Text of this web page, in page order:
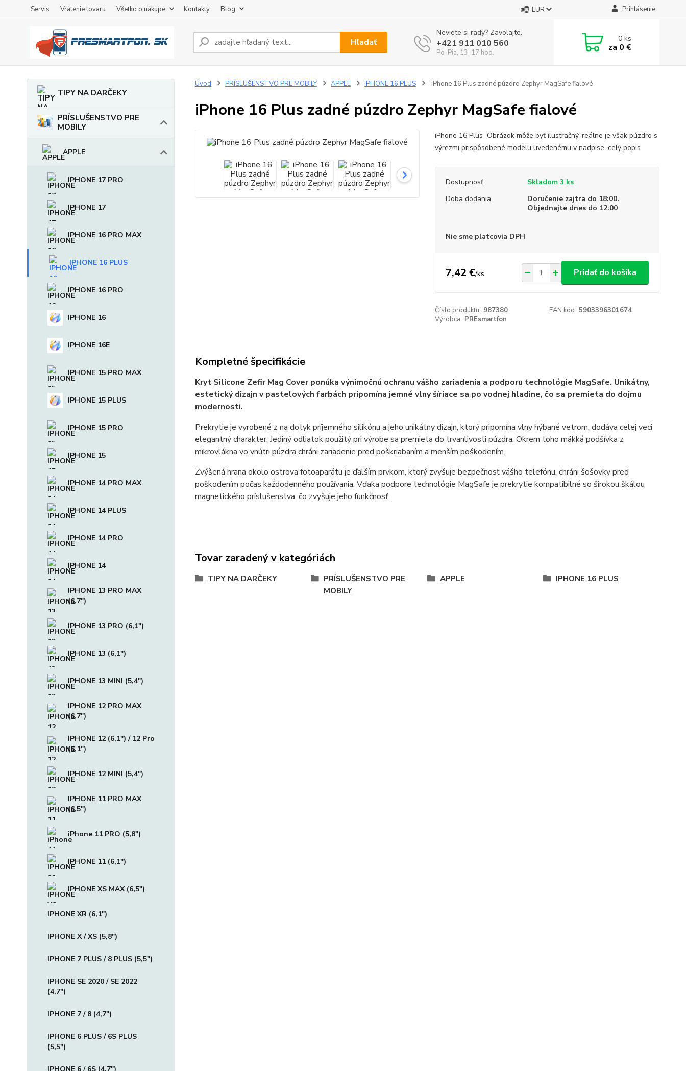
Servis Vrátenie tovaru Všetko o nákupe Kontakty Blog EUR Prihlásenie
Hľadať
Neviete si rady? Zavolajte.
+421 911 010 560
Po-Pia, 13-17 hod.
0ks
za 0 €
TIPY NA DARČEKY
PRÍSLUŠENSTVO PRE
MOBILY
APPLE
IPHONE 17 PRO
IPHONE 17
IPHONE 16 PRO MAX
IPHONE 16 PLUS
IPHONE 16 PRO
IPHONE 16
IPHONE 16E
IPHONE 15 PRO MAX
IPHONE 15 PLUS
IPHONE 15 PRO
IPHONE 15
IPHONE 14 PRO MAX
IPHONE 14 PLUS
IPHONE 14 PRO
IPHONE 14
IPHONE 13 PRO MAX
(6,7")
IPHONE 13 PRO (6,1")
IPHONE 13 (6,1")
IPHONE 13 MINI (5,4")
IPHONE 12 PRO MAX
(6,7")
IPHONE 12 (6,1") / 12 Pro
(6,1")
IPHONE 12 MINI (5,4")
IPHONE 11 PRO MAX
(6,5")
iPhone 11 PRO (5,8")
IPHONE 11 (6,1")
IPHONE XS MAX (6,5")
IPHONE XR (6,1")
IPHONE X / XS (5,8")
IPHONE 7 PLUS / 8 PLUS (5,5")
IPHONE SE 2020 / SE 2022
(4,7")
IPHONE 7 / 8 (4,7")
IPHONE 6 PLUS / 6S PLUS
(5,5")
Úvod PRÍSLUŠENSTVO PRE MOBILY APPLE IPHONE 16 PLUS iPhone 16 Plus zadné púzdro Zephyr MagSafe fialové
iPhone 16 Plus zadné púzdro Zephyr MagSafe fialové
iPhone 16 Plus Obrázok môže byť ilustračný, reálne je však púzdro s
výrezmi prispôsobené modelu uvedenému v nadpise. celý popis
Dostupnosť
Skladom 3 ks
Doba dodania
Doručenie zajtra do 18:00.
Objednajte dnes do 12:00
Nie sme platcovia DPH
7,42 €/ks Pridať do košíka
Číslo produktu: 987380 EAN kód: 5903396301674
Výrobca: PREsmartfon
Kompletné špecifikácie
Kryt Silicone Zefir Mag Cover ponúka výnimočnú ochranu vášho zariadenia a podporu technológie MagSafe. Unikátny,
estetický dizajn v pastelových farbách pripomína jemné vlny šíriace sa po vodnej hladine, čo sa premieta do dojmu
modernosti.
Prekrytie je vyrobené z na dotyk príjemného silikónu a jeho unikátny dizajn, ktorý pripomína vlny hýbané vetrom, dodáva celej veci
elegantný charakter. Jediný odliatok použitý pri výrobe sa premieta do trvanlivosti púzdra. Okrem toho mäkká podšívka z
mikrovlákna vo vnútri púzdra chráni zariadenie pred poškriabaním a menším poškodením.
Zvýšená hrana okolo ostrova fotoaparátu je ďalším prvkom, ktorý zvyšuje bezpečnosť vášho telefónu, chráni šošovky pred
poškodením počas každodenného používania. Vďaka podpore technológie MagSafe je prekrytie kompatibilné so širokou škálou
magnetického príslušenstva, čo zvyšuje jeho funkčnosť.
Tovar zaradený v kategóriách
TIPY NA DARČEKY
PRÍSLUŠENSTVO PRE
MOBILY
APPLE IPHONE 16 PLUS